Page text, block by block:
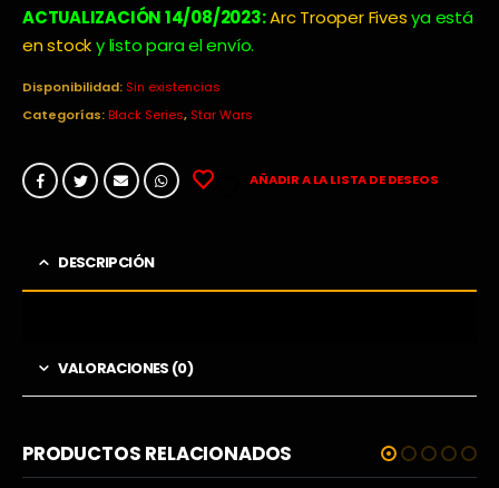
original
era:
36,99€.
actual
es:
ACTUALIZACIÓN 14/08/2023:Arc Trooper Fivesya está
en stocky listo para el envío.
Disponibilidad: Sin existencias
Categorías:Black Series, Star Wars
AÑADIR A LA LISTA DE DESEOS
DESCRIPCIÓN
VALORACIONES (0)
PRODUCTOS RELACIONADOS